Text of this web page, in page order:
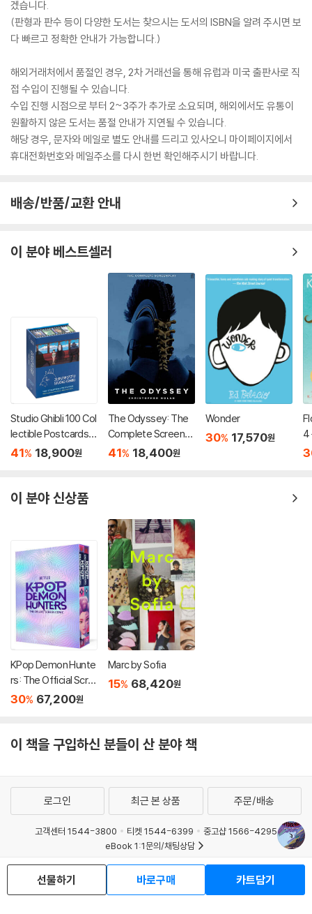
겠습니다.
(판형과 판수 등이 다양한 도서는 찾으시는 도서의 ISBN을 알려 주시면 보
다 빠르고 정확한 안내가 가능합니다.)
해외거래처에서 품절인 경우, 2차 거래선을 통해 유럽과 미국 출판사로 직
접 수입이 진행될 수 있습니다.
수입 진행 시점으로 부터 2~3주가 추가로 소요되며, 해외에서도 유통이
원활하지 않은 도서는 품절 안내가 지연될 수 있습니다.
해당 경우, 문자와 메일로 별도 안내를 드리고 있사오니 마이페이지에서
휴대전화번호와 메일주소를 다시 한번 확인해주시기 바랍니다.
배송/반품/교환 안내
이 분야 베스트셀러
Studio Ghibli 100 Col
lectible Postcards :
스튜디오 지브리 엽서 1
41% 18,900원
The Odyssey: The
Complete Screenpl
ay
41% 18,400원
Wonder
30% 17,570원
4
이 분야 신상품
KPop Demon Hunte
rs: The Official Scre
en Comic Boxed Se
30% 67,200원
Marc by Sofia
15% 68,420원
이 책을 구입하신 분들이 산 분야 책
선물하기 바로구매 카트담기
로그인 최근 본 상품 주문/배송
고객센터 1544-3800 티켓 1544-6399
중고샵 1566-4295
eBook 1:1문의/채팅상담
예스이십사(주) 사업자 정보
이용약관
개인정보처리방침
청소년보호정책